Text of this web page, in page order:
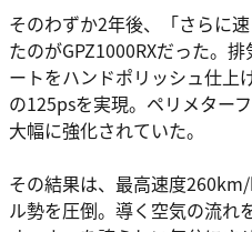
そのわずか2年後、「さらに
たのがGPZ1000RXだった。
ートをハンドポリッシュ仕上
の125psを実現。ペリメター
大幅に強化されていた。
その結果は、最高速度
ル勢を圧倒。導く空気の流れ